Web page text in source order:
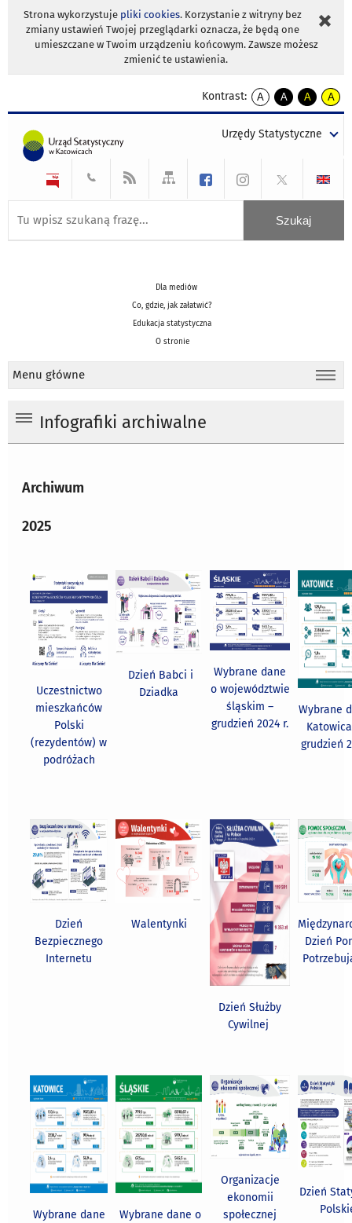
Strona wykorzystuje pliki cookies. Korzystanie z witryny bez
zmiany ustawień Twojej przeglądarki oznacza, że będą one
umieszczane w Twoim urządzeniu końcowym. Zawsze możesz
zmienić te ustawienia.
Kontrast:
A
kontrast
A
kontrast
tekst
czarnym
A
kontrast
tekst
czarnym
A
tekst
żółtym
Urzędy Statystyczne
Dla mediów
Co, gdzie, jak załatwić?
Edukacja statystyczna
O stronie
Menu główne
Infografiki archiwalne
Archiwum
2025
Uczestnictwo
mieszkańców
Polski
(rezydentów) w
podróżach
Dzień Babci i
Dziadka
Wybrane dane
o województwie
śląskim –
grudzień 2024 r.
Wybrane
grudzień
Dzień
Bezpiecznego
Internetu
Walentynki
Dzień Służby
Cywilnej
Dzień
Wybrane dane
Wybrane dane o
Organizacje
ekonomii
społecznej
Dzień